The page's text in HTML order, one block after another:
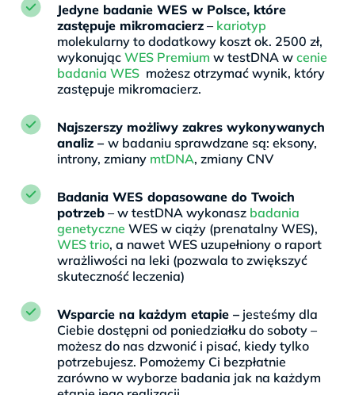
Jedyne badanie WES w Polsce, które
zastępuje mikromacierz – kariotyp
molekularny to dodatkowy koszt ok. 2500 zł,
wykonując WES Premium w testDNA w cenie
badania WES możesz otrzymać wynik, który
zastępuje mikromacierz.
Najszerszy możliwy zakres wykonywanych
analiz – w badaniu sprawdzane są: eksony,
introny, zmiany mtDNA, zmiany CNV
Badania WES dopasowane do Twoich
potrzeb – w testDNA wykonasz badania
genetyczne WES w ciąży (prenatalny WES),
WES trio, a nawet WES uzupełniony o raport
wrażliwości na leki (pozwala to zwiększyć
skuteczność leczenia)
Wsparcie na każdym etapie – jesteśmy dla
Ciebie dostępni od poniedziałku do soboty –
możesz do nas dzwonić i pisać, kiedy tylko
potrzebujesz. Pomożemy Ci bezpłatnie
zarówno w wyborze badania jak na każdym